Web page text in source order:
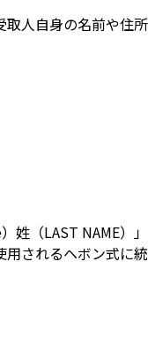
人自身の名前や住
姓（LAST NAME）
されるヘボン式に